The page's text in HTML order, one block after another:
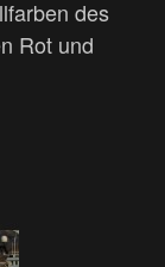
des
Rot und